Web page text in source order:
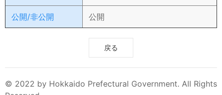
公開/非公開 公開
戻る
© 2022 by Hokkaido Prefectural Government. All Rights